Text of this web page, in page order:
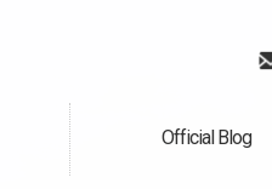
Official Blog
公式ブログ